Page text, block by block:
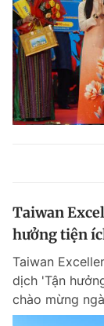
Taiwan
hưởng tiện
Taiwan
dịch 'Tận
chào mừng